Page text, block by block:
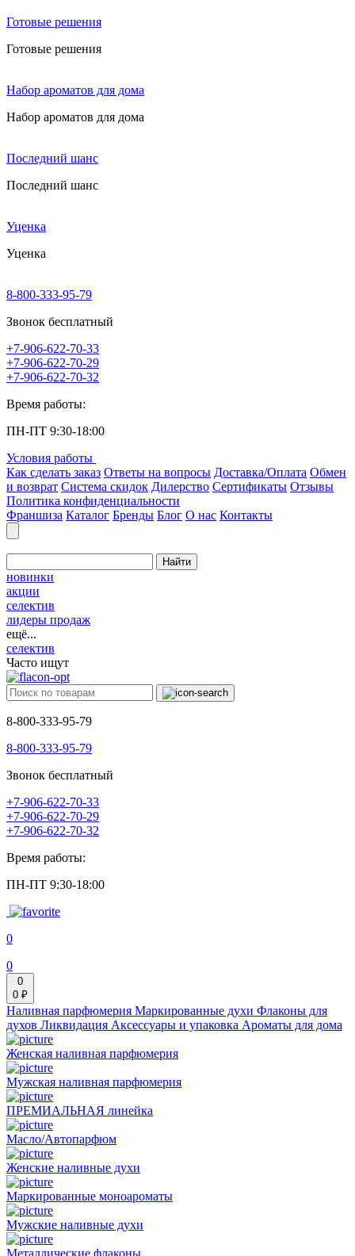
Готовые решения
Готовые решения
Набор ароматов для дома
Набор ароматов для дома
Последний шанс
Последний шанс
Уценка
Уценка
8-800-333-95-79
Звонок бесплатный
+7-906-622-70-33
+7-906-622-70-29
+7-906-622-70-32
Время работы:
ПН-ПТ 9:30-18:00
Условия работы
Как сделать заказ Ответы на вопросы Доставка/Оплата Обмен
и возврат Система скидок Дилерство Сертификаты Отзывы
Политика конфиденциальности
Франшиза Каталог Бренды Блог О нас Контакты
Найти
новинки
акции
селектив
лидеры продаж
ещё...
селектив
Часто ищут
8-800-333-95-79
8-800-333-95-79
Звонок бесплатный
+7-906-622-70-33
+7-906-622-70-29
+7-906-622-70-32
Время работы:
ПН-ПТ 9:30-18:00
0
0
0
0 ₽
Наливная парфюмерия Маркированные духи Флаконы для
духов Ликвидация Аксессуары и упаковка Ароматы для дома
Женская наливная парфюмерия
Мужская наливная парфюмерия
ПРЕМИАЛЬНАЯ линейка
Масло/Автопарфюм
Женские наливные духи
Маркированные моноароматы
Мужские наливные духи
Металлические флаконы